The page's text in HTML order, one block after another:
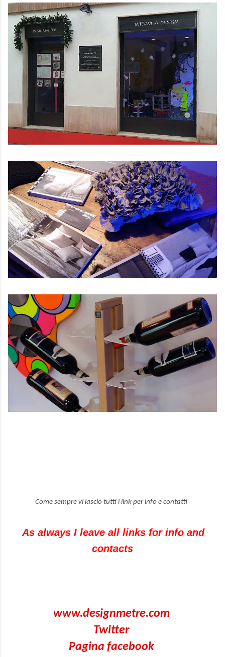
Come sempre vi lascio tutti i link per info e contatti
As always I leave all links for info and
contacts
www.designmetre.com
Twitter
Pagina facebook